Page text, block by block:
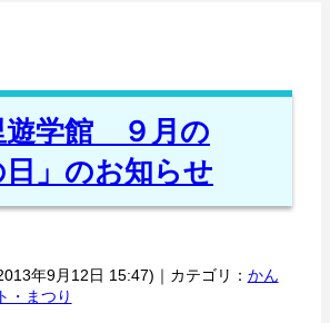
遊学館 ９月の
日」のお知らせ
年9月12日 15:47)｜カテゴリ： かん
・まつり